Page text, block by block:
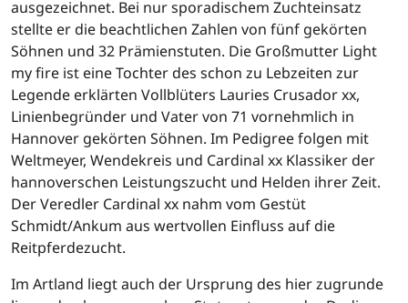
ausgezeichnet. Bei nur sporadischem Zuchteinsatz
stellte er die beachtlichen Zahlen von fünf gekörten
Söhnen und 32 Prämienstuten. Die Großmutter Light
my fire ist eine Tochter des schon zu Lebzeiten zur
Legende erklärten Vollblüters Lauries Crusador xx,
Linienbegründer und Vater von 71 vornehmlich in
Hannover gekörten Söhnen. Im Pedigree folgen mit
Weltmeyer, Wendekreis und Cardinal xx Klassiker der
hannoverschen Leistungszucht und Helden ihrer Zeit.
Der Veredler Cardinal xx nahm vom Gestüt
Schmidt/Ankum aus wertvollen Einfluss auf die
Reitpferdezucht.
Im Artland liegt auch der Ursprung des hier zugrunde